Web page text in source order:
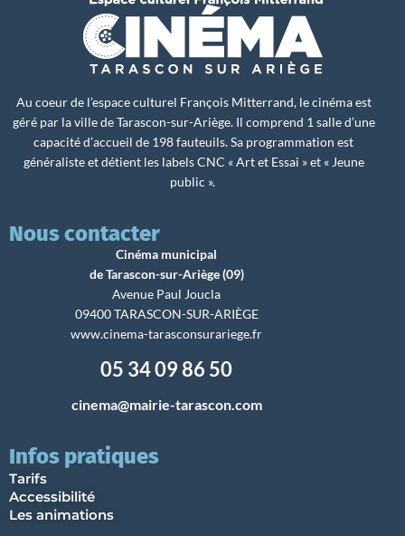
Au coeur de l’espace culturel François Mitterrand, le cinéma est
géré par la ville de Tarascon-sur-Ariège. Il comprend 1 salle d’une
capacité d’accueil de 198 fauteuils. Sa programmation est
généraliste et détient les labels CNC « Art et Essai » et « Jeune
public ».
Nous contacter
Cinéma municipal
de Tarascon-sur-Ariège (09)
Avenue Paul Joucla
09400 TARASCON-SUR-ARIÈGE
www.cinema-tarasconsurariege.fr
05 34 09 86 50
cinema@mairie-tarascon.com
Infos pratiques
Tarifs
Accessibilité
Les animations